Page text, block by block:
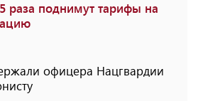
раза поднимут тарифы на
офицера Нацгвардии